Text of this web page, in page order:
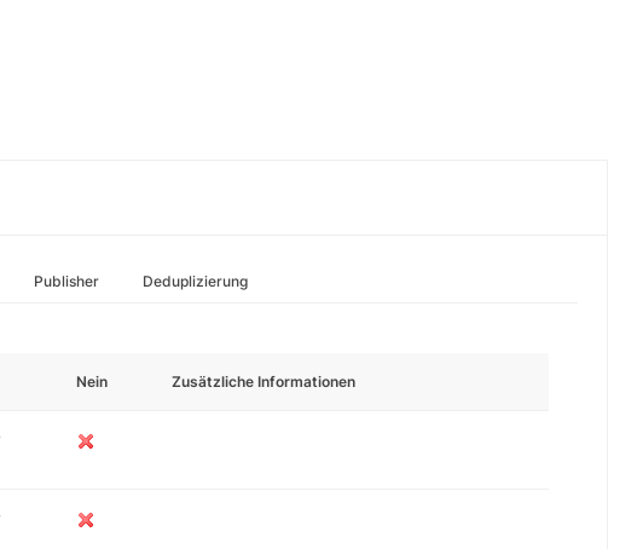
Publisher Deduplizierung
Nein Zusätzliche Informationen